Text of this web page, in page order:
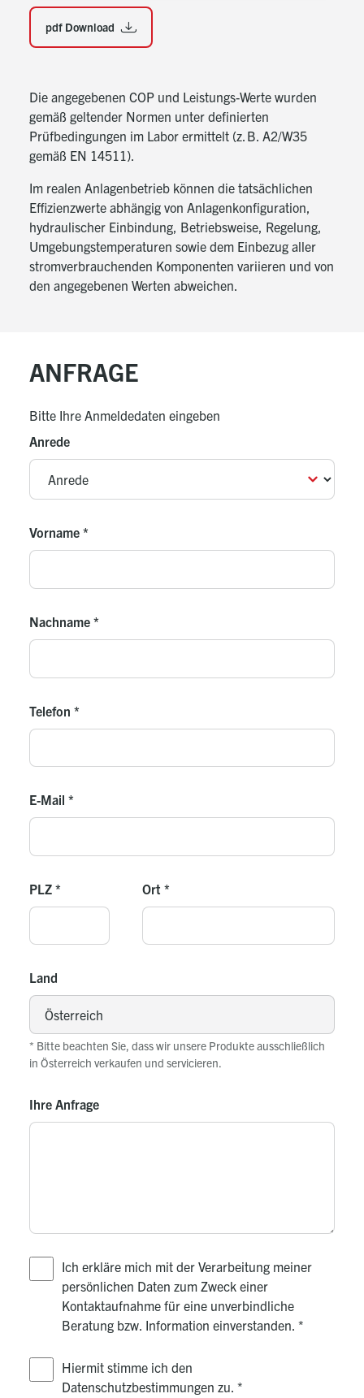
Optimal geeignet für die Einbindung einer PV-
Anlage
Sensorische Durchflussmessung zur Absicherung
des Mindestheizwasserdurchsatzes
Eine beheizte Kondensatwanne und Schaltkasten
Hohe Installations- und Wartungsfreundlichkeit
Geringe Betriebskosten
Leichte Handhabung durch integrierte
Transportlösung
Hinweis:
Entlüfter muss zwingend außen installiert werden (im
Wärmepumpe zur Außenaufstellung
Hauptschalter montiert und vorverdrahtet
Schmutzfilter
pdf Download
Die angegebenen COP und Leistungs-Werte wurden
gemäß geltender Normen unter definierten
Prüfbedingungen im Labor ermittelt (z. B. A2/W35
gemäß EN 14511).
Im realen Anlagenbetrieb können die tatsächlichen
Effizienzwerte abhängig von Anlagenkonfiguration,
hydraulischer Einbindung, Betriebsweise, Regelung,
Umgebungstemperaturen sowie dem Einbezug aller
stromverbrauchenden Komponenten variieren und von
den angegebenen Werten abweichen.
ANFRAGE
Bitte Ihre Anmeldedaten eingeben
Anrede
Vorname *
Nachname *
Telefon *
E-Mail *
PLZ * Ort *
Land
* Bitte beachten Sie, dass wir unsere Produkte ausschließlich
in Österreich verkaufen und servicieren.
Ihre Anfrage
Ich erkläre mich mit der Verarbeitung meiner
persönlichen Daten zum Zweck einer
Kontaktaufnahme für eine unverbindliche
Beratung bzw. Information einverstanden. *
Hiermit stimme ich den
Datenschutzbestimmungen zu. *